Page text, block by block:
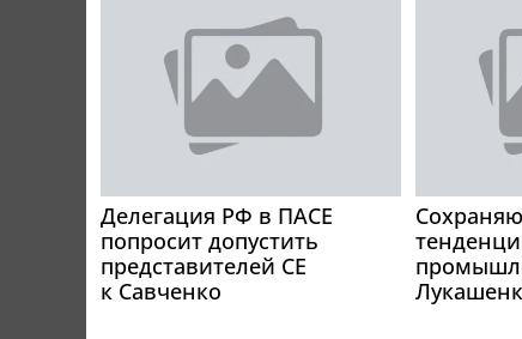
Делегация РФ в ПАСЕ
попросит допустить
представителей СЕ
к Савченко